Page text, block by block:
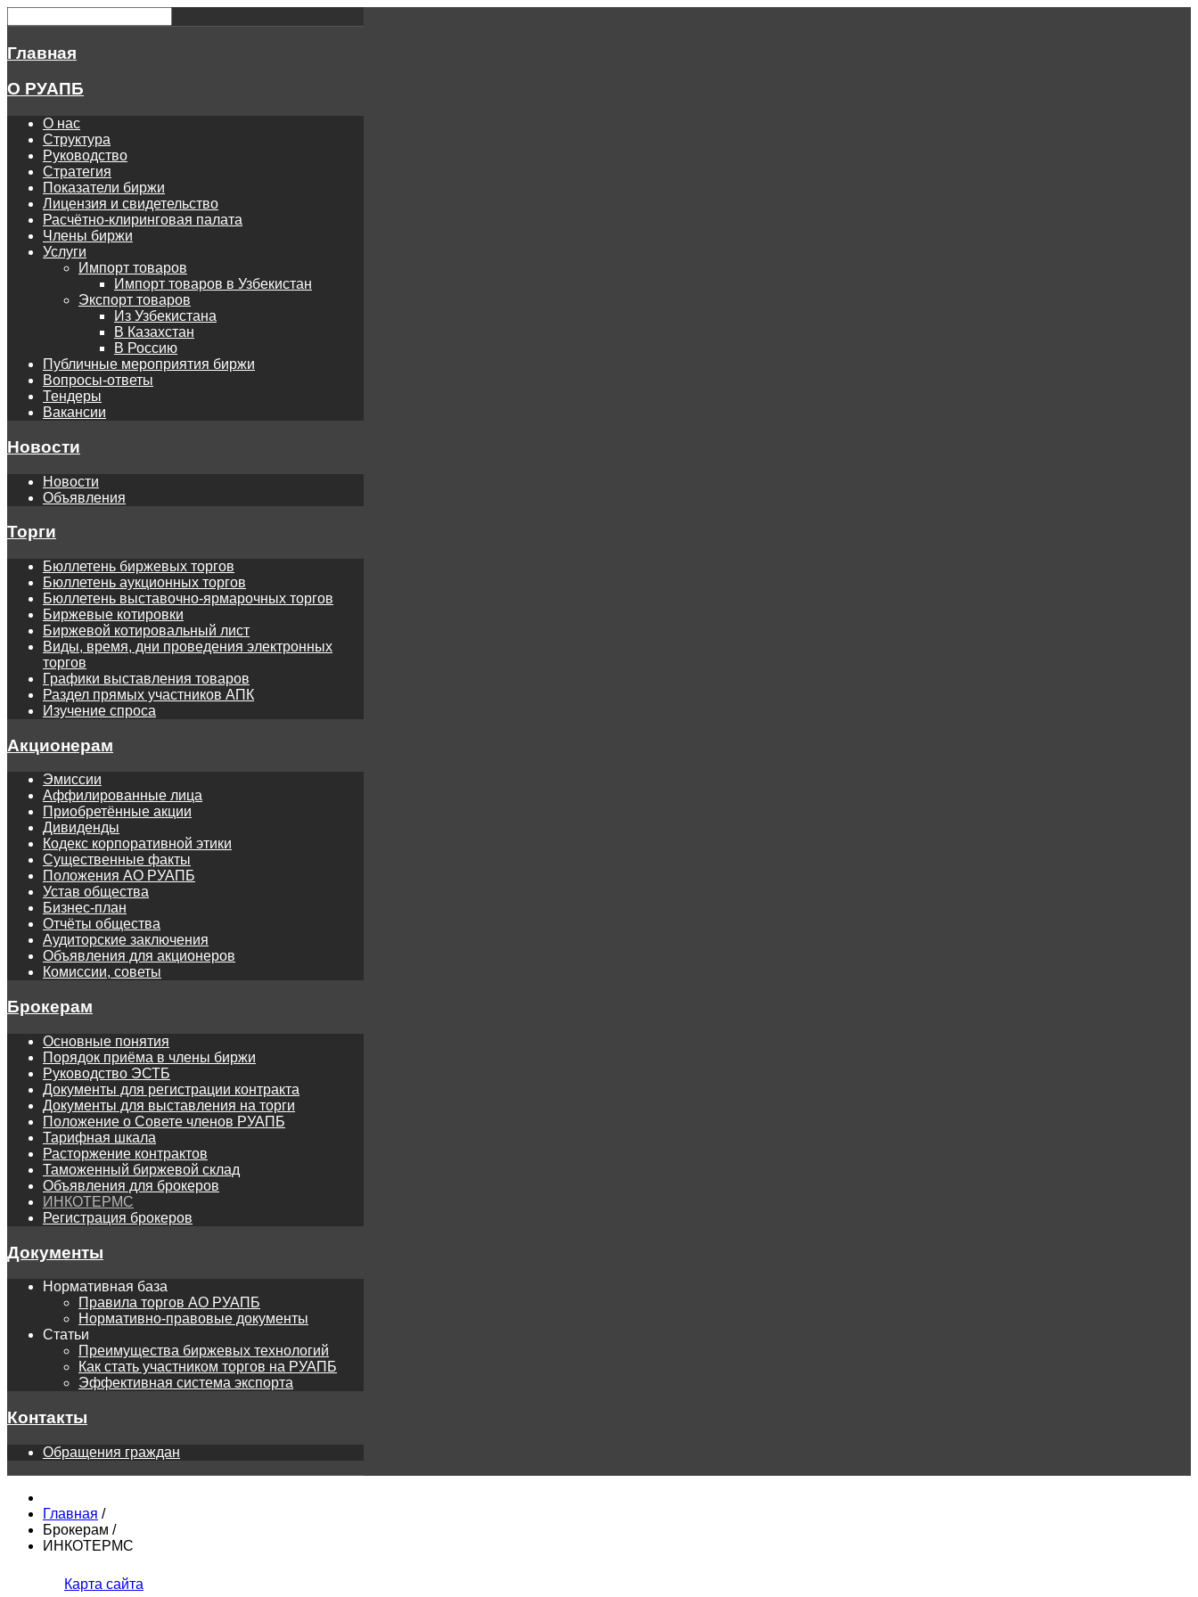
Главная
О РУАПБ
О нас
Структура
Руководство
Стратегия
Показатели биржи
Лицензия и свидетельство
Расчётно-клиринговая палата
Члены биржи
Услуги
Импорт товаров
Импорт товаров в Узбекистан
Экспорт товаров
Из Узбекистана
В Казахстан
В Россию
Публичные мероприятия биржи
Вопросы-ответы
Тендеры
Вакансии
Новости
Новости
Объявления
Торги
Бюллетень биржевых торгов
Бюллетень аукционных торгов
Бюллетень выставочно-ярмарочных торгов
Биржевые котировки
Биржевой котировальный лист
Виды, время, дни проведения электронных
торгов
Графики выставления товаров
Раздел прямых участников АПК
Изучение спроса
Акционерам
Эмиссии
Аффилированные лица
Приобретённые акции
Дивиденды
Кодекс корпоративной этики
Существенные факты
Положения АО РУАПБ
Устав общества
Бизнес-план
Отчёты общества
Аудиторские заключения
Объявления для акционеров
Комиссии, советы
Брокерам
Основные понятия
Порядок приёма в члены биржи
Руководство ЭСТБ
Документы для регистрации контракта
Документы для выставления на торги
Положение о Совете членов РУАПБ
Тарифная шкала
Расторжение контрактов
Таможенный биржевой склад
Объявления для брокеров
ИНКОТЕРМС
Регистрация брокеров
Документы
Нормативная база
Правила торгов АО РУАПБ
Нормативно-правовые документы
Статьи
Преимущества биржевых технологий
Как стать участником торгов на РУАПБ
Эффективная система экспорта
Контакты
Обращения граждан
Главная /
Брокерам /
ИНКОТЕРМС
Карта сайта